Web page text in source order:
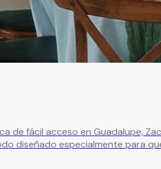
diseñado especialmente para